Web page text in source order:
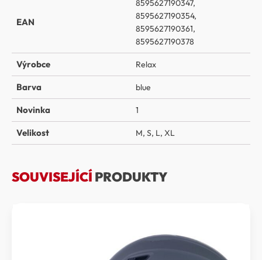
EAN
8595627190347,
8595627190354,
8595627190361,
8595627190378
Výrobce Relax
Barva blue
Novinka 1
Velikost M, S, L, XL
SOUVISEJÍCÍ PRODUKTY